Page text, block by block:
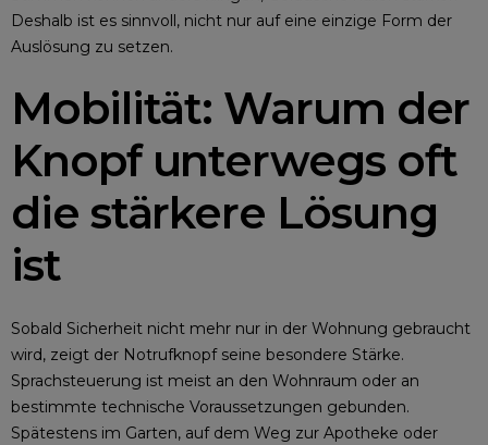
Deshalb ist es sinnvoll, nicht nur auf eine einzige Form der
Auslösung zu setzen.
Mobilität: Warum der
Knopf unterwegs oft
die stärkere Lösung
ist
Sobald Sicherheit nicht mehr nur in der Wohnung gebraucht
wird, zeigt der Notrufknopf seine besondere Stärke.
Sprachsteuerung ist meist an den Wohnraum oder an
bestimmte technische Voraussetzungen gebunden.
Spätestens im Garten, auf dem Weg zur Apotheke oder